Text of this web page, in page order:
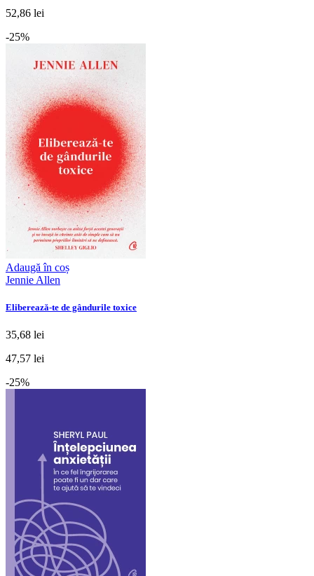
52,86 lei
-25%
Adaugă în coș
Jennie Allen
Eliberează-te de gândurile toxice
35,68 lei
47,57 lei
-25%